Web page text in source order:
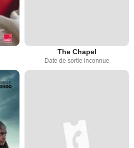
The Chapel
Date de sortie inconnue